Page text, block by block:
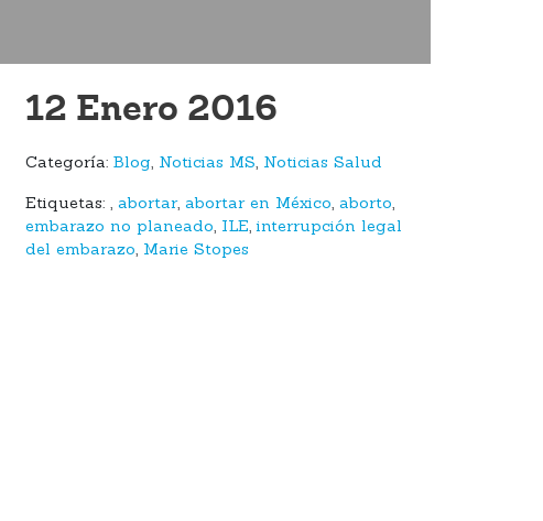
12 Enero 2016
Categoría: Blog, Noticias MS, Noticias Salud
Etiquetas: , abortar, abortar en México, aborto,
embarazo no planeado, ILE,interrupción legal
del embarazo, Marie Stopes